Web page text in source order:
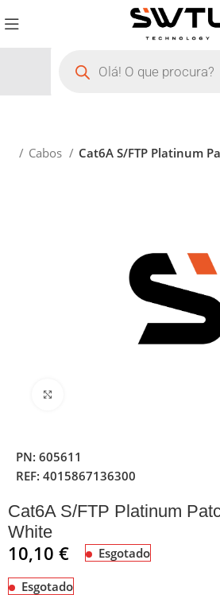
Cabos Cat6A S/FTP Platinum
PN:605611
REF:4015867136300
Cat6A S/FTP Platinum
White
10,10€ Esgotado
Esgotado